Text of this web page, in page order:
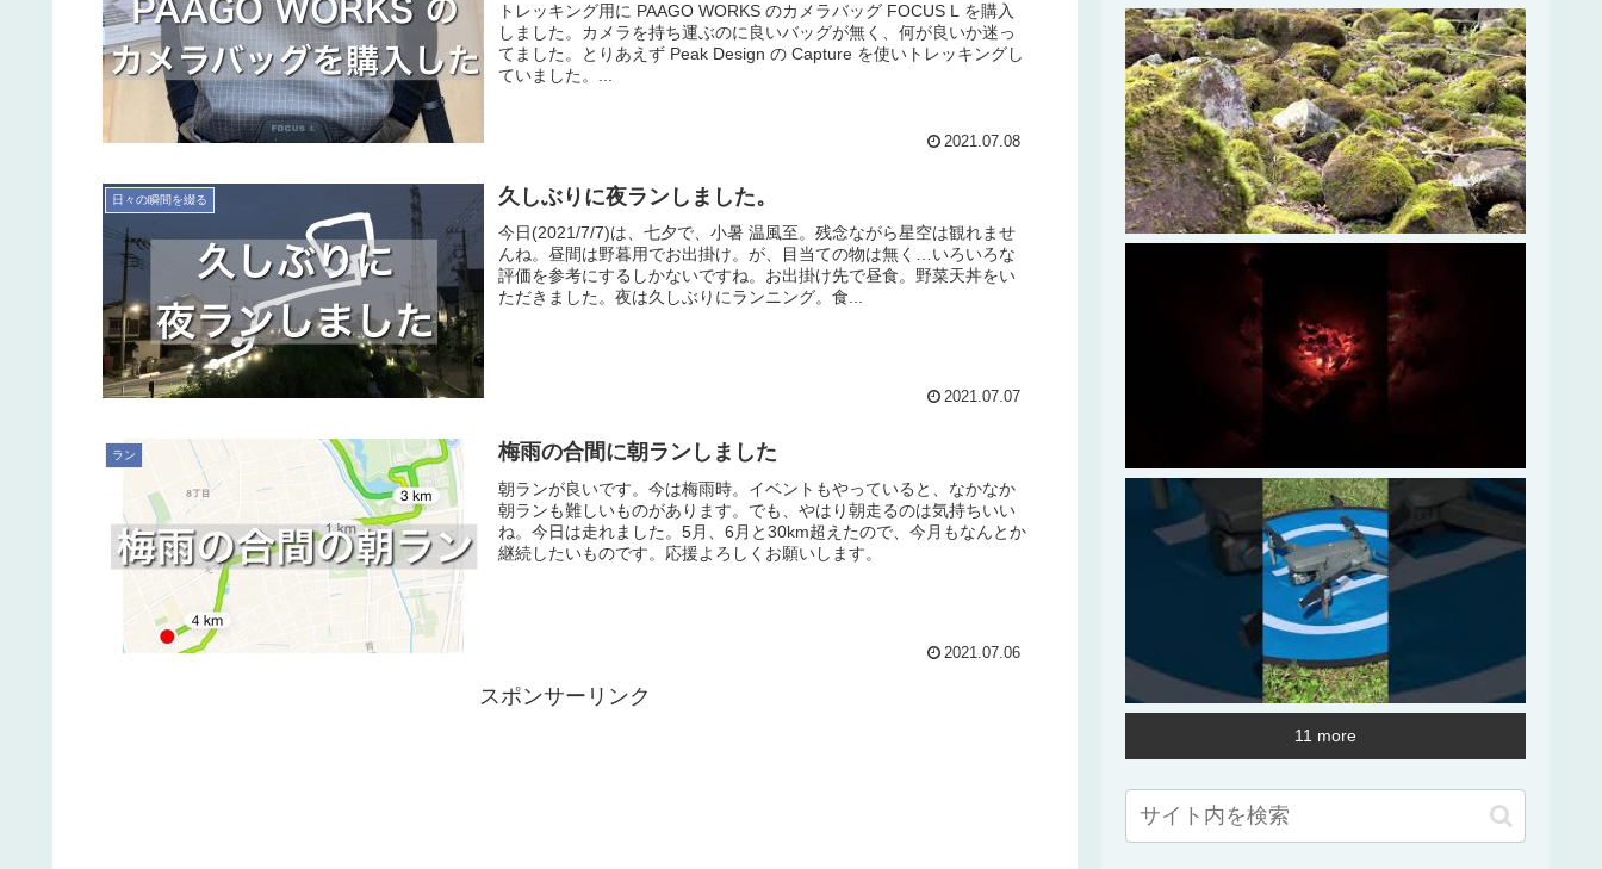
トレッキング用に PAAGO WORKS のカメラバッグ FOCUS L を購入
しました。カメラを持ち運ぶのに良いバッグが無く、何が良いか迷っ
てました。とりあえず Peak Design の Capture を使いトレッキングし
ていました。...
2021.07.08
日々の瞬間を綴る 久しぶりに夜ランしました。
今日(2021/7/7)は、七夕で、小暑 温風至。残念ながら星空は観れませ
んね。昼間は野暮用でお出掛け。が、目当ての物は無く…いろいろな
評価を参考にするしかないですね。お出掛け先で昼食。野菜天丼をい
ただきました。夜は久しぶりにランニング。食...
2021.07.07
ラン 梅雨の合間に朝ランしました
朝ランが良いです。今は梅雨時。イベントもやっていると、なかなか
朝ランも難しいものがあります。でも、やはり朝走るのは気持ちいい
ね。今日は走れました。5月、6月と30km超えたので、今月もなんとか
継続したいものです。応援よろしくお願いします。
2021.07.06
スポンサーリンク
11 more